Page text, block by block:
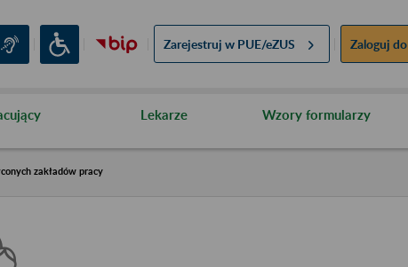
Zarejestruj w PUE/eZUS Zaloguj do
Lekarze Wzory formularzy
zakładów pracy